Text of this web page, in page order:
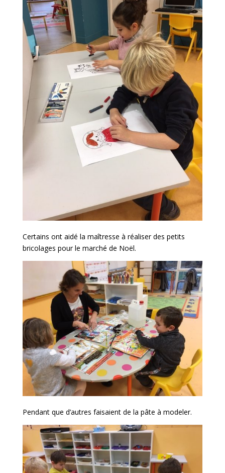
Certains ont aidé la maîtresse à réaliser des petits
bricolages pour le marché de Noël.
Pendant que d’autres faisaient de la pâte à modeler.